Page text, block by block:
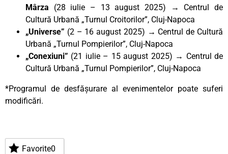
Mârza (28 iulie – 13 august 2025) → Centrul de
Cultură Urbană „Turnul Croitorilor”, Cluj-Napoca
„Universe” (2 – 16 august 2025) → Centrul de Cultură
Urbană „Turnul Pompierilor”, Cluj-Napoca
„Conexiuni” (21 iulie – 15 august 2025) → Centrul de
Cultură Urbană „Turnul Pompierilor”, Cluj-Napoca
*Programul de desfășurare al evenimentelor poate suferi
modificări.
Favorite0